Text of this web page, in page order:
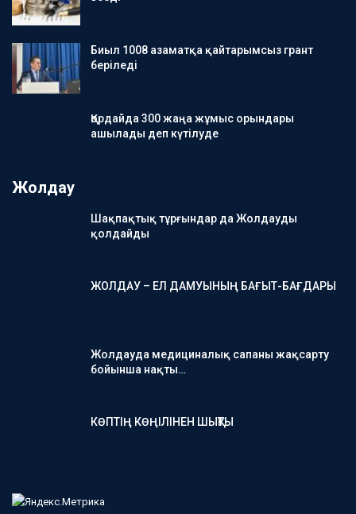
Биыл 1008 азаматқа қайтарымсыз грант
беріледі
Қордайда 300 жаңа жұмыс орындары
ашылады деп күтілуде
Жолдау
Шақпақтық тұрғындар да Жолдауды
қолдайды
ЖОЛДАУ – ЕЛ ДАМУЫНЫҢ БАҒЫТ-БАҒДАРЫ
Жолдауда медициналық сапаны жақсарту
бойынша нақты…
КӨПТІҢ КӨҢІЛІНЕН ШЫҚТЫ